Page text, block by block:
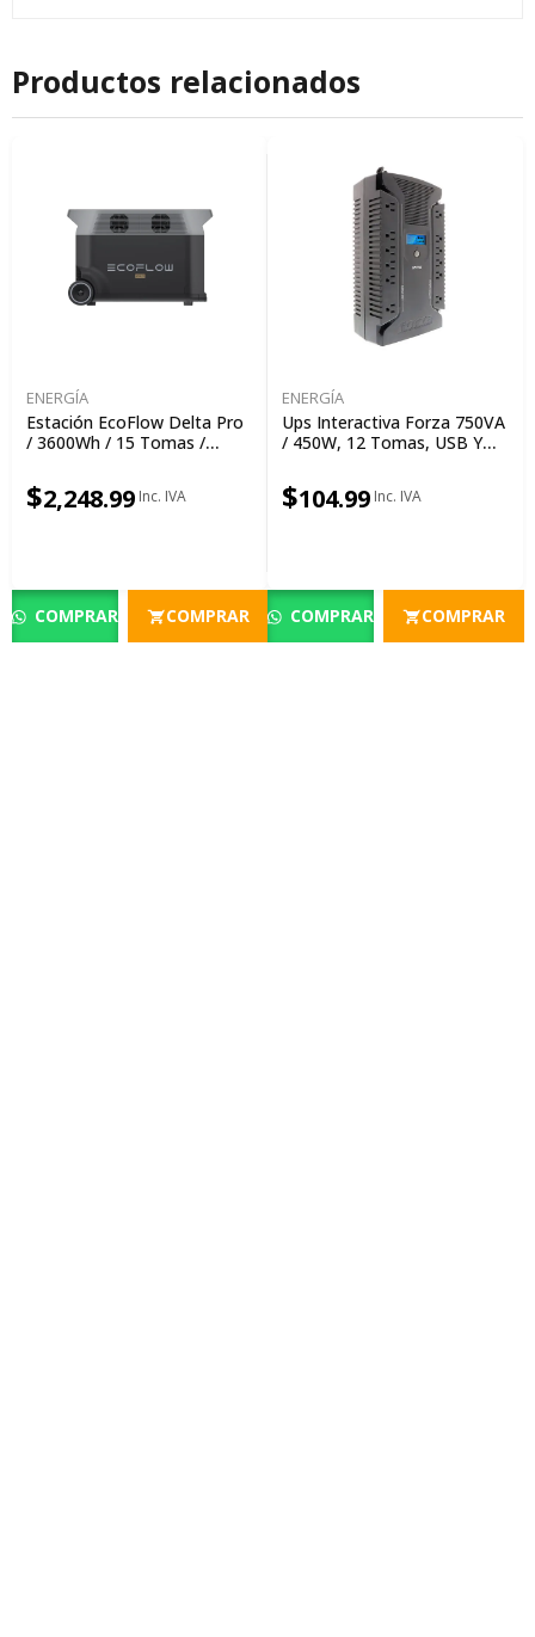
Productos relacionados
ENERGÍA
Estación EcoFlow Delta Pro
/ 3600Wh / 15 Tomas /
$2,248.99
COMPRAR COMPRAR
ENERGÍA
Ups Interactiva Forza 750VA
/ 450W, 12 Tomas, USB Y
$104.99
COMPRAR COMPRAR